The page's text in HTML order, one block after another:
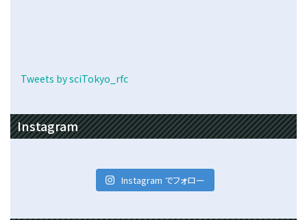
Tweets by sciTokyo_rfc
Instagram
Instagram でフォロー